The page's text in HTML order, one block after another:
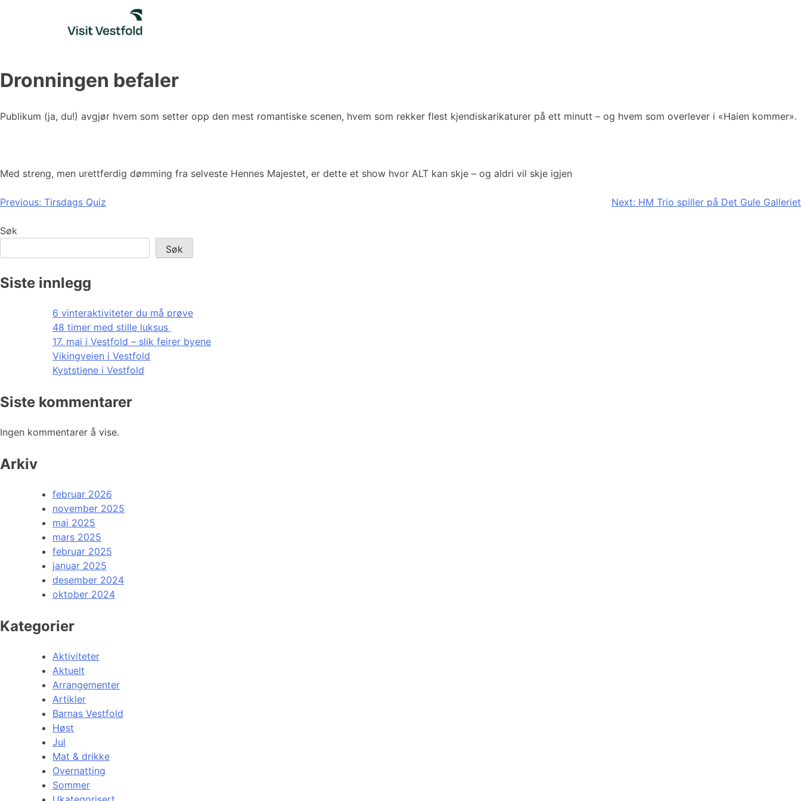
Dronningen befaler
Publikum (ja, du!) avgjør hvem som setter opp den mest romantiske scenen, hvem som rekker flest kjendiskarikaturer på ett minutt – og hvem som overlever i «Haien kommer».
Med streng, men urettferdig dømming fra selveste Hennes Majestet, er dette et show hvor ALT kan skje – og aldri vil skje igjen
Innleggsnavigasjon
Previous: Tirsdags Quiz Next: HM Trio spiller på Det Gule Galleriet
Søk
Søk
Siste innlegg
6 vinteraktiviteter du må prøve
48 timer med stille luksus
17. mai i Vestfold – slik feirer byene
Vikingveien i Vestfold
Kyststiene i Vestfold
Siste kommentarer
Ingen kommentarer å vise.
Arkiv
februar 2026
november 2025
mai 2025
mars 2025
februar 2025
januar 2025
desember 2024
oktober 2024
Kategorier
Aktiviteter
Aktuelt
Arrangementer
Artikler
Barnas Vestfold
Høst
Jul
Mat & drikke
Overnatting
Sommer